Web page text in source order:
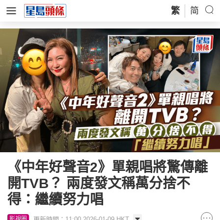
繁 简
《中年好聲音2》單親唱將驚傳離
開TVB？ 兩度發文稱萬分捨不
得：繼續努力唱